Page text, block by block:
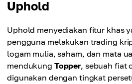
Uphold
Uphold menyediakan fitur khas
pengguna melakukan trading
logam mulia, saham, dan mata
mendukung Topper, sebuah fiat
digunakan dengan tingkat